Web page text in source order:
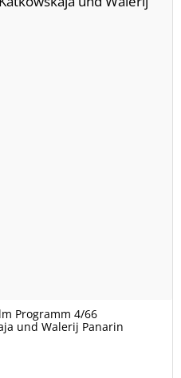
Programm 4/66
und Walerij Panarin